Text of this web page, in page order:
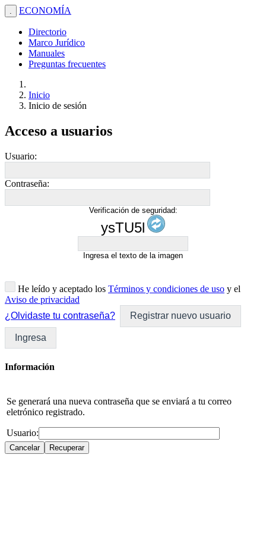
. ECONOMÍA
Directorio
Marco Jurídico
Manuales
Preguntas frecuentes
Inicio
Inicio de sesión
Acceso a usuarios
Usuario:
Contraseña:
Verificación de seguridad:
ysTU5l
Ingresa el texto de la imagen
He leído y aceptado los Términos y condiciones de uso y el
Aviso de privacidad
¿Olvidaste tu contraseña?
Registrar nuevo usuario
Ingresa
Información
Se generará una nueva contraseña que se enviará a tu correo
eletrónico registrado.
Usuario: